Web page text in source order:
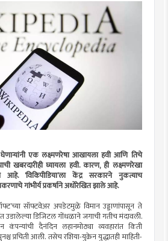
घेणार्‍यांनी एक लक्ष्मणरेषा आखायला हवी आणि तिचे
खबरदारीही घ्यायला हवी. कारण, ही लक्ष्मणरेखा
‘विकिपीडिया’ला केंद्र सरकारने नुकत्याच
गांभीर्य प्रकर्षाने अधोरेखित झाले आहे.
सॉफ्टवेअर अपडेटमुळे विमान उड्डाणांपासून ते
उडालेल्या डिजिटल गोंधळाने जगाची गतीच मंदावली.
कंपन्यांची दैनंदिन लहानमोठ्या व्यवहारांत किती
प्रचिती आली. तसेच रशिया-युक्रेन युद्धातही माहिती-